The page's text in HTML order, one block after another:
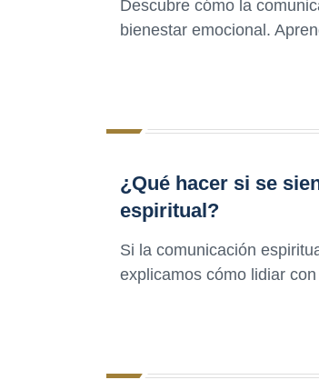
Descubre cómo la
bienestar emocional.
¿Qué hacer si se
espiritual?
Si la comunicación
explicamos cómo lidiar